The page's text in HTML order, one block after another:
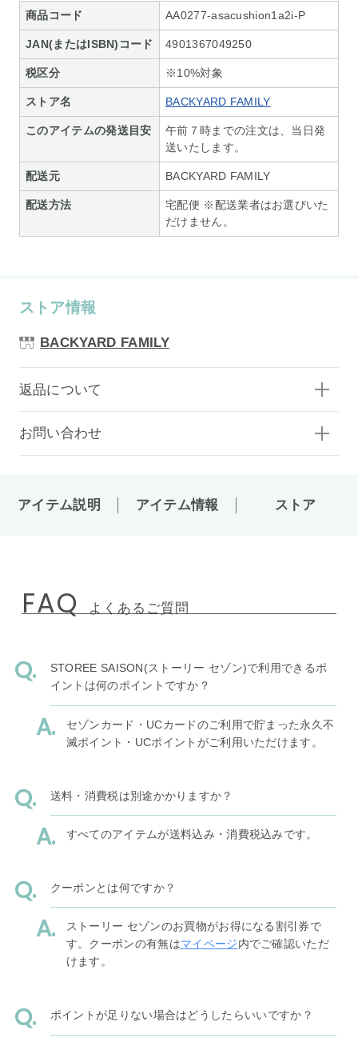
商品コード AA0277-asacushion1a2i-P
JAN(またはISBN)コード 4901367049250
税区分 ※10%対象
ストア名 BACKYARD FAMILY
このアイテムの発送目安
午前７時までの注文は、当日発
送いたします。
配送元 BACKYARD FAMILY
配送方法
宅配便 ※配送業者はお選びいた
だけません。
ストア情報
BACKYARD FAMILY
返品について
お問い合わせ
アイテム説明 アイテム情報 ストア
FAQ よくあるご質問
STOREE SAISON(ストーリー セゾン)で利用できるポ
イントは何のポイントですか？
セゾンカード・UCカードのご利用で貯まった永久不
滅ポイント・UCポイントがご利用いただけます。
送料・消費税は別途かかりますか？
すべてのアイテムが送料込み・消費税込みです。
クーポンとは何ですか？
ストーリー セゾンのお買物がお得になる割引券で
す。クーポンの有無はマイページ内でご確認いただ
けます。
ポイントが足りない場合はどうしたらいいですか？